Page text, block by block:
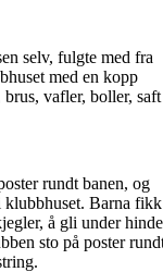
selv, fulgte med fra
med en kopp
vafler, boller, saft
rundt banen, og
klubbhuset. Barna fikk
å gli under
sto på poster